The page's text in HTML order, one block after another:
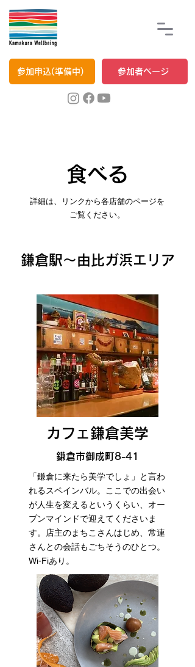
参加申込(準備中) 参加者ページ
食べる
詳細は、リンクから各店舗のページを
ご覧ください。
鎌倉駅〜由比ガ浜エリア
カフェ鎌倉美学
鎌倉市御成町8-41
「鎌倉に来たら美学でしょ」と言わ
れるスペインバル。ここでの出会い
が人生を変えるというくらい、オー
プンマインドで迎えてくださいま
す。店主のまちこさんはじめ、常連
さんとの会話もごちそうのひとつ。
Wi-Fiあり。